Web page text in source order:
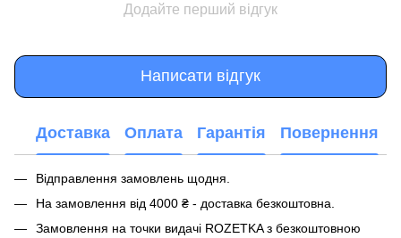
Додайте перший відгук
Написати відгук
Доставка Оплата Гарантія Повернення
Відправлення замовлень щодня.
На замовлення від 4000 ₴ - доставка безкоштовна.
Замовлення на точки видачі ROZETKA з безкоштовною